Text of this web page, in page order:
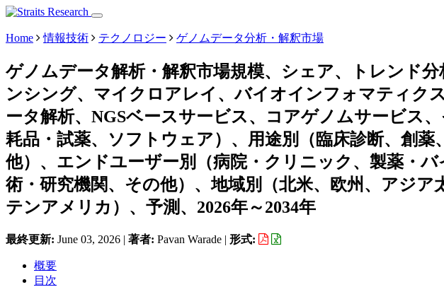
Home 情報技術 テクノロジー ゲノムデータ分析・解釈市場
ゲノムデータ解析・解釈市場規模、シェア、トレンド
ンシング、マイクロアレイ、バイオインフォマティク
ータ解析、NGSベースサービス、コアゲノムサービス
耗品・試薬、ソフトウェア）、用途別（臨床診断、創薬
他）、エンドユーザー別（病院・クリニック、製薬・
術・研究機関、その他）、地域別（北米、欧州、アジア
テンアメリカ）、予測、2026年～2034年
最終更新: June 03, 2026 | 著者: Pavan Warade | 形式:
概要
目次